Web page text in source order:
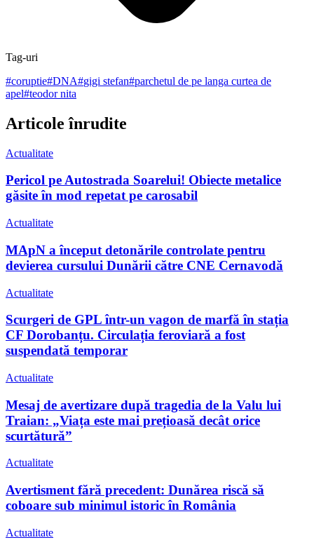
Tag-uri
#coruptie#DNA#gigi stefan#parchetul de pe langa curtea de
apel#teodor nita
Articole înrudite
Actualitate
Pericol pe Autostrada Soarelui! Obiecte metalice
găsite în mod repetat pe carosabil
Actualitate
MApN a început detonările controlate pentru
devierea cursului Dunării către CNE Cernavodă
Actualitate
Scurgeri de GPL într-un vagon de marfă în stația
CF Dorobanțu. Circulația feroviară a fost
suspendată temporar
Actualitate
Mesaj de avertizare după tragedia de la Valu lui
Traian: „Viața este mai prețioasă decât orice
scurtătură”
Actualitate
Avertisment fără precedent: Dunărea riscă să
coboare sub minimul istoric în România
Actualitate